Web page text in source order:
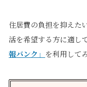
住居費の負担を抑えた
活を希望する方に適し
報バンク」 を利用して